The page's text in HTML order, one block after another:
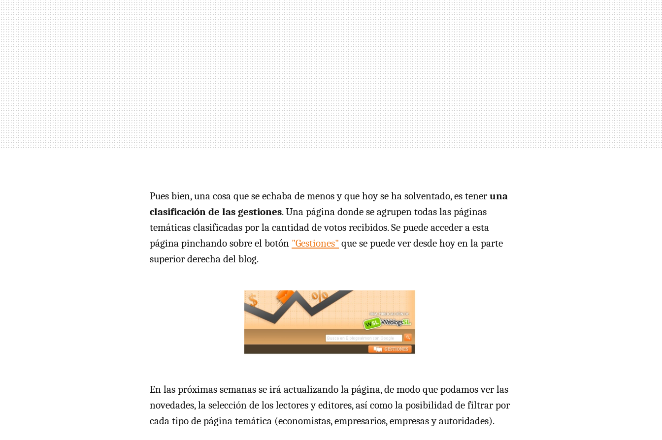
Pues bien, una cosa que se echaba de menos y que hoy se ha solventado, es teneruna
clasificación de las gestiones. Una página donde se agrupen todas las páginas
temáticas clasificadas por la cantidad de votos recibidos. Se puede acceder a esta
página pinchando sobre el botón "Gestiones" que se puede ver desde hoy en la parte
superior derecha del blog.
En las próximas semanas se irá actualizando la página, de modo que podamos ver las
novedades, la selección de los lectores y editores, así como la posibilidad de filtrar por
cada tipo de página temática (economistas, empresarios, empresas y autoridades).